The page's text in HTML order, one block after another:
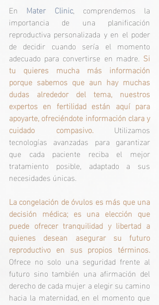
En Mater Clinic, comprendemos la
importancia de una planificación
reproductiva personalizada y en el poder
de decidir cuando sería el momento
adecuado para convertirse en madre. Si
tu quieres mucha más información
porque sabemos que aun hay muchas
dudas alrededor del tema, nuestros
expertos en fertilidad están aquí para
apoyarte, ofreciéndote información clara y
cuidado compasivo. Utilizamos
tecnologías avanzadas para garantizar
que cada paciente reciba el mejor
tratamiento posible, adaptado a sus
necesidades únicas.
La congelación de óvulos es más que una
decisión médica; es una elección que
puede ofrecer tranquilidad y libertad a
quienes desean asegurar su futuro
Ofrece no solo una seguridad frente al
futuro sino también una afirmación del
derecho de cada mujer a elegir su camino
hacia la maternidad, en el momento que